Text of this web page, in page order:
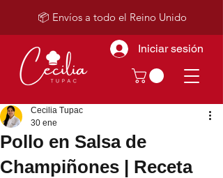
Iniciar sesión
📦 Envíos a todo el Reino Unido
Pollo en Salsa de
Champiñones | Receta
Cecilia Tupac
30 ene